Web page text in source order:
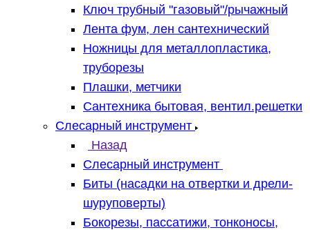
Ключ трубный "газовый"/рычажный
Лента фум, лен сантехнический
Ножницы для металлопластика,
труборезы
Плашки, метчики
Сантехника бытовая, вентил.решетки
Слесарный инструмент
Назад
Слесарный инструмент
Биты (насадки на отвертки и дрели-
шуруповерты)
Бокорезы, пассатижи, тонконосы,